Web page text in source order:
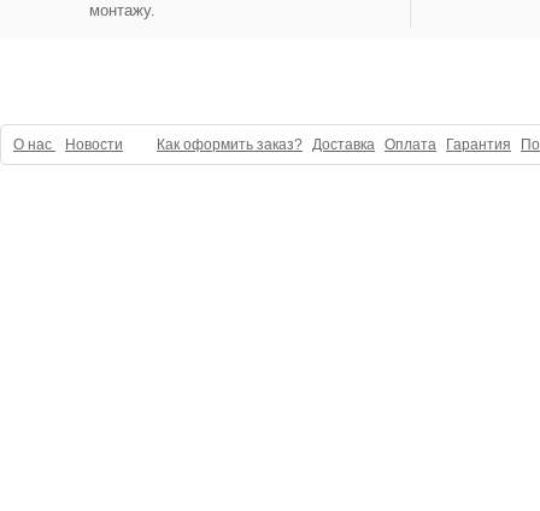
монтажу.
О нас Новости Как оформить заказ? Доставка Оплата Гарантия